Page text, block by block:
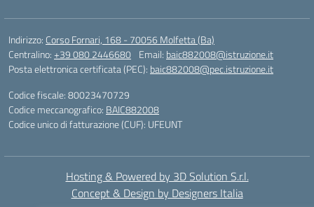
Indirizzo: Corso Fornari, 168 - 70056 Molfetta (Ba)
Centralino:+39 080 2446680 Email: baic882008@istruzione.it
Posta elettronica certificata (PEC): baic882008@pec.istruzione.it
Codice fiscale: 80023470729
Codice meccanografico: BAIC882008
Codice unico di fatturazione (CUF): UFEUNT
Hosting & Powered by 3D Solution S.r.l.
Concept & Design by Designers Italia